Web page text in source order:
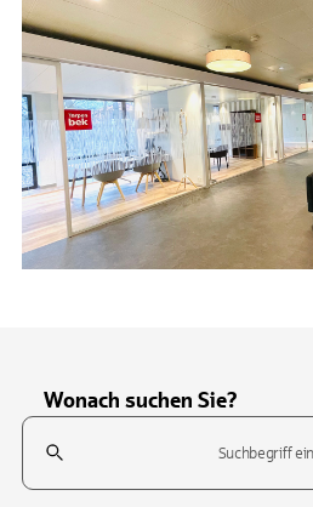
Wonach suchen Sie?
Suchfeld